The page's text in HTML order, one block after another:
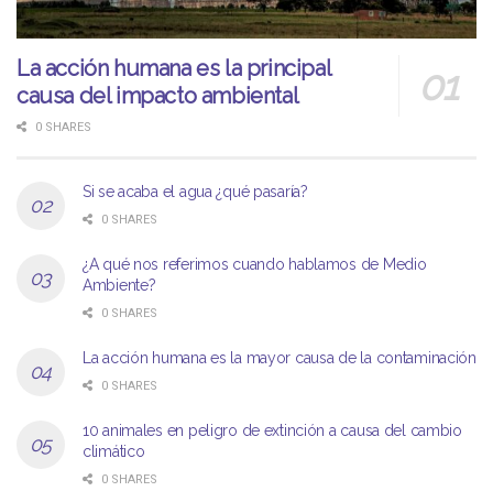
La acción humana es la principal
causa del impacto ambiental
0 SHARES
Si se acaba el agua ¿qué pasaría?
0 SHARES
¿A qué nos referimos cuando hablamos de Medio
Ambiente?
0 SHARES
La acción humana es la mayor causa de la contaminación
0 SHARES
10 animales en peligro de extinción a causa del cambio
climático
0 SHARES